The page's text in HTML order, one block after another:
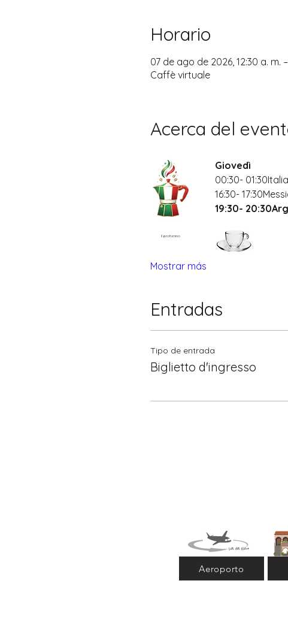
Horario
07 de ago de 2026, 12:30 a. m.
Caffè virtuale
Acerca del
Il profumino
Giovedì
00:30-
16:30-
19:30-
Mostrar más
Entradas
Tipo de entrada
Biglietto d'ingresso
Aeroporto